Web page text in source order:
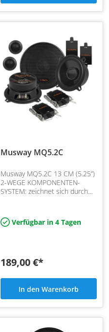
Musway MQ5.2C
Musway MQ5.2C 13 CM (5.25”)
2-WEGE KOMPONENTEN-
SYSTEM: zeichnet sich durch
Belastbarkeit aus, mit 90 Watt/
…
Verfügbar in 4 Tagen
189,00 €*
In den Warenkorb